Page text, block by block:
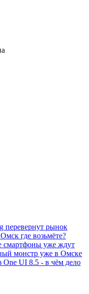
перевернут рынок
где возьмёте?
смартфоны уже ждут
монстр уже в Омске
One UI 8.5 - в чём дело